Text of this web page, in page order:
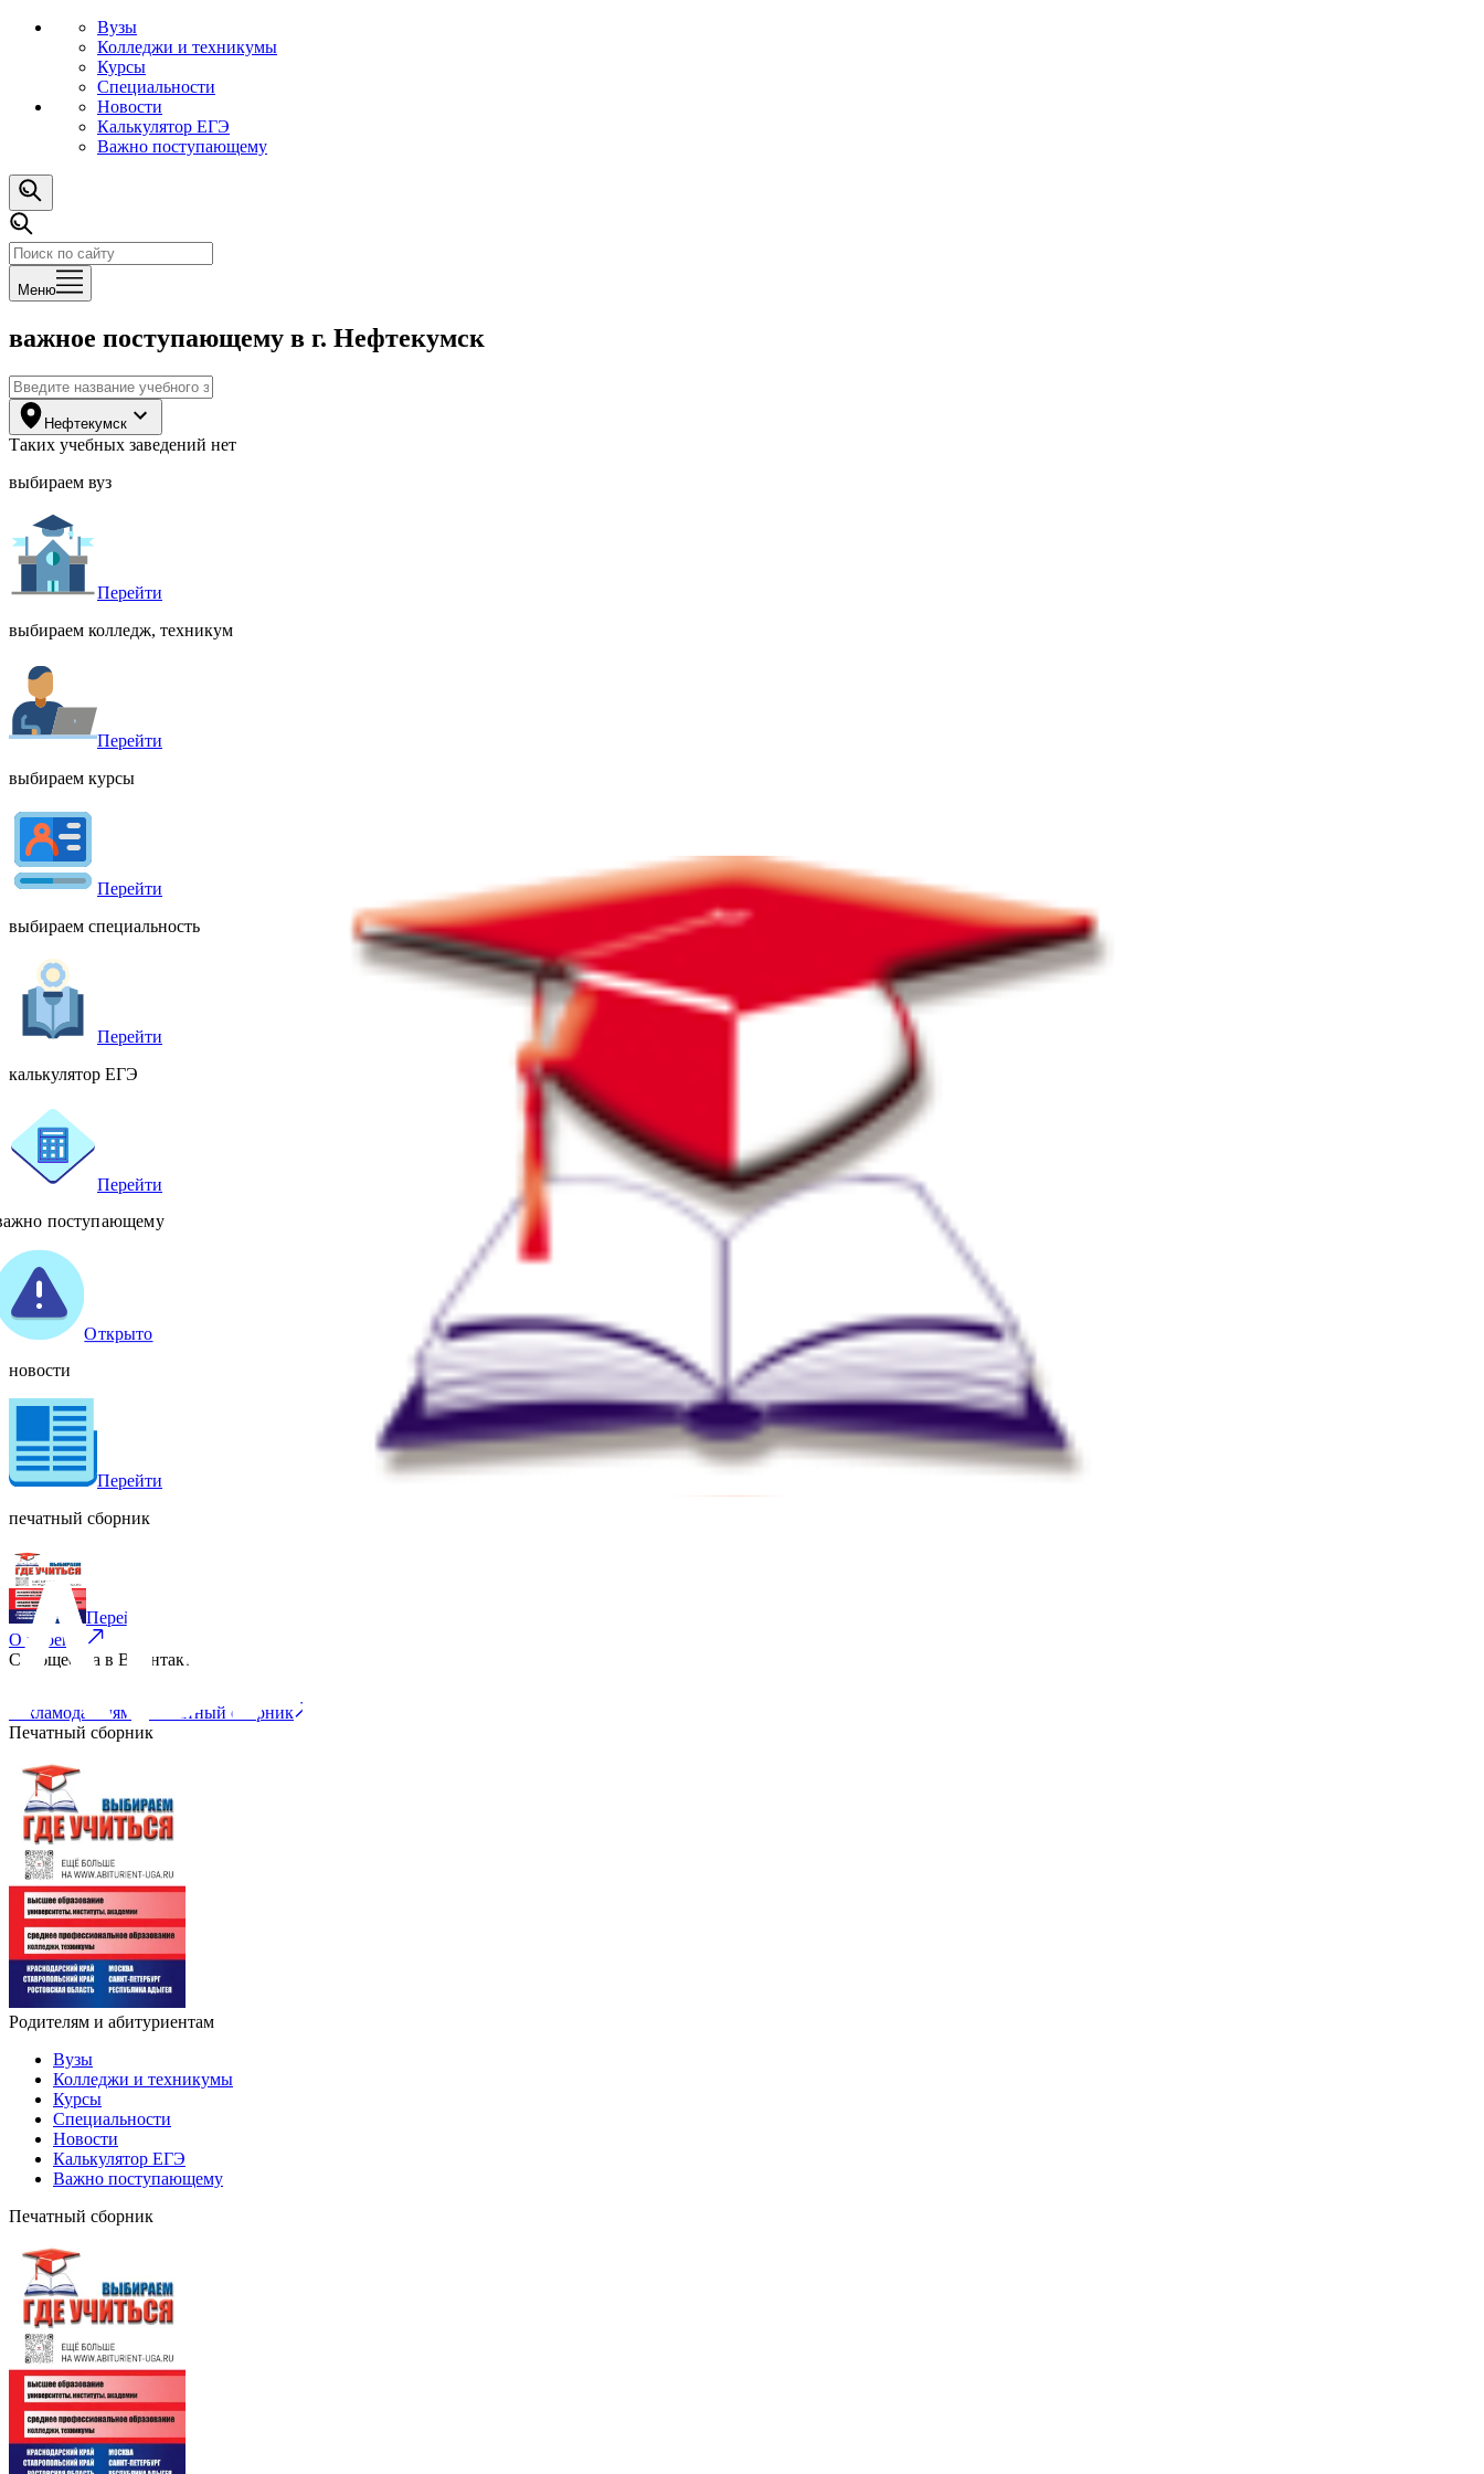
Вузы
Колледжи и техникумы
Курсы
Специальности
Новости
Калькулятор ЕГЭ
Важно поступающему
Меню
важное поступающему в г. Нефтекумск
Нефтекумск
Таких учебных заведений нет
выбираем вуз
Перейти
выбираем колледж, техникум
Перейти
выбираем курсы
Перейти
выбираем специальность
Перейти
калькулятор ЕГЭ
Перейти
поступающему
Открыто
новости
Перейти
печатный сборник
Перейти
О проекте
Сообщества в ВКонтакте:
Рекламодателям
Печатный сборник
Печатный сборник
Родителям и абитуриентам
Вузы
Колледжи и техникумы
Курсы
Специальности
Новости
Калькулятор ЕГЭ
Важно поступающему
Печатный сборник